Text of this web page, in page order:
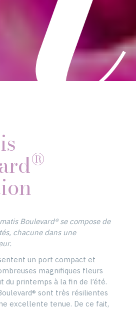
®
Boulevard® se compose de
chacune dans une
un port compact et
magnifiques fleurs
du printemps à la fin de l’été.
sont très résilientes
excellente tenue. De ce fait,